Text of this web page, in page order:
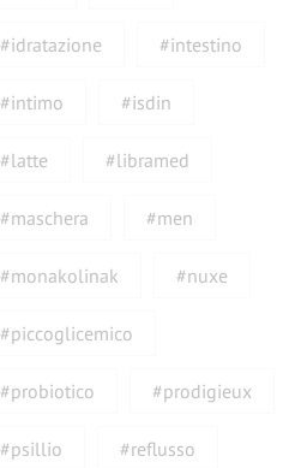
#idratazione #intestino
#intimo #isdin
#latte #libramed
#maschera #men
#monakolinak #nuxe
#piccoglicemico
#probiotico #prodigieux
#psillio #reflusso